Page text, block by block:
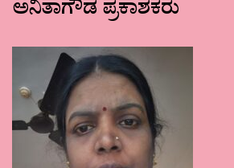
ಅನಿತಾಗೌಡ ಪ್ರಕಾಶಕರು